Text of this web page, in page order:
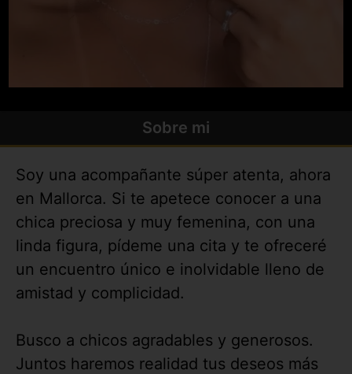
Sobre mi
Soy una acompañante súper atenta, ahora
en Mallorca. Si te apetece conocer a una
chica preciosa y muy femenina, con una
linda figura, pídeme una cita y te ofreceré
un encuentro único e inolvidable lleno de
amistad y complicidad.
Busco a chicos agradables y generosos.
Juntos haremos realidad tus deseos más